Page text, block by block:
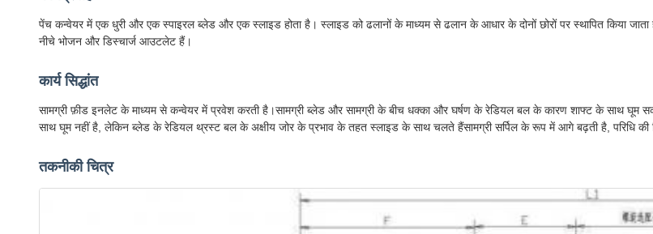
पेंच कन्वेयर में एक धुरी और एक स्पाइरल ब्लेड और एक स्लाइड होता है। स्लाइड को ढलानों के माध्यम से ढलान के आधार के दोनों छोरों पर स्थापित किया
नीचे भोजन और डिस्चार्ज आउटलेट हैं।
कार्य सिद्धांत
सामग्री फ़ीड इनलेट के माध्यम से कन्वेयर में प्रवेश करती है।सामग्री ब्लेड और सामग्री के बीच धक्का और घर्षण के रेडियल बल के कारण शाफ्ट के साथ घूम
साथ घूम नहीं है, लेकिन ब्लेड के रेडियल थ्रस्ट बल के अक्षीय जोर के प्रभाव के तहत स्लाइड के साथ चलते हैंसामग्री सर्पिल के रूप में आगे बढ़ती है, परिधि की
तकनीकी चित्र